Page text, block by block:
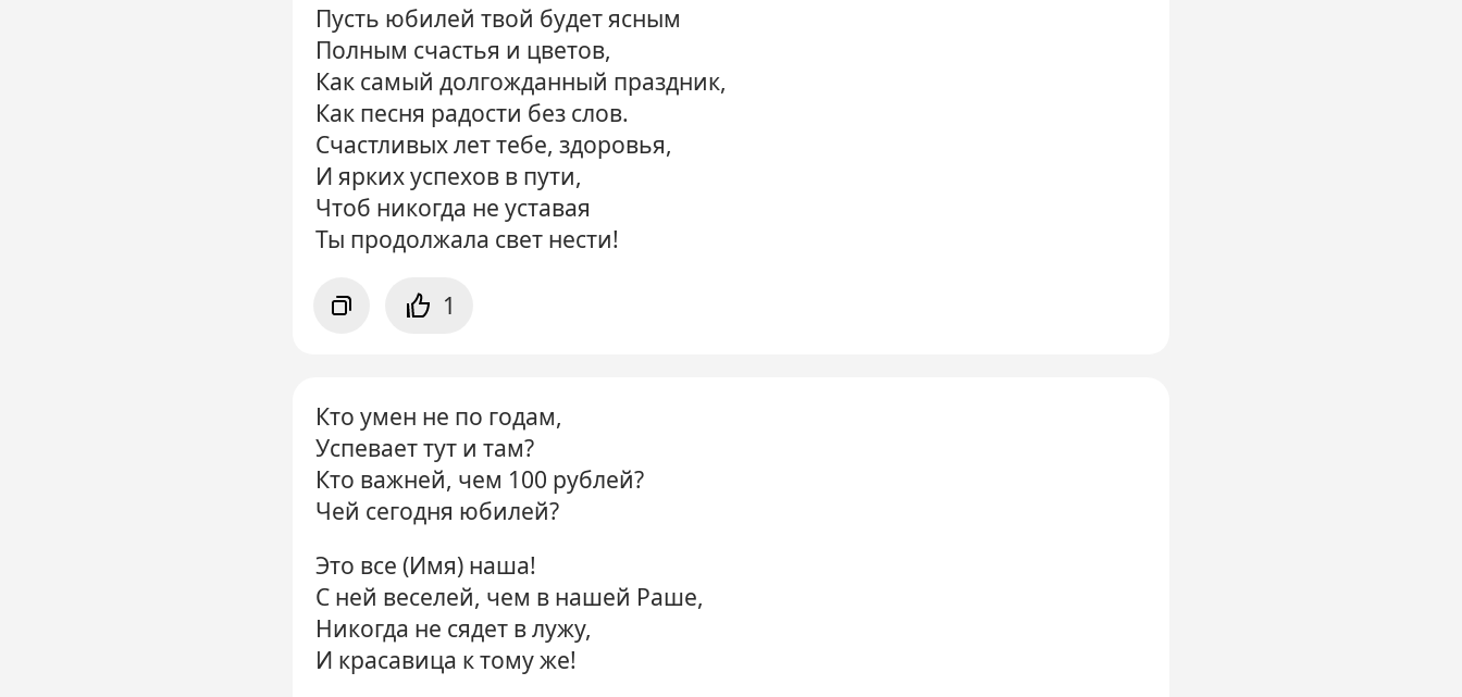
Пусть юбилей твой будет ясным
Полным счастья и цветов,
Как самый долгожданный праздник,
Как песня радости без слов.
Счастливых лет тебе, здоровья,
И ярких успехов в пути,
Чтоб никогда не уставая
Ты продолжала свет нести!
1
Кто умен не по годам,
Успевает тут и там?
Кто важней, чем 100 рублей?
Чей сегодня юбилей?
Это все (Имя) наша!
С ней веселей, чем в нашей Раше,
Никогда не сядет в лужу,
И красавица к тому же!